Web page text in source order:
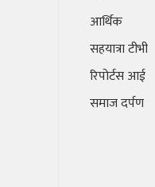
आर्थिक
सहयात्रा टीभी
रिपोर्टस आई
समाज दर्पण